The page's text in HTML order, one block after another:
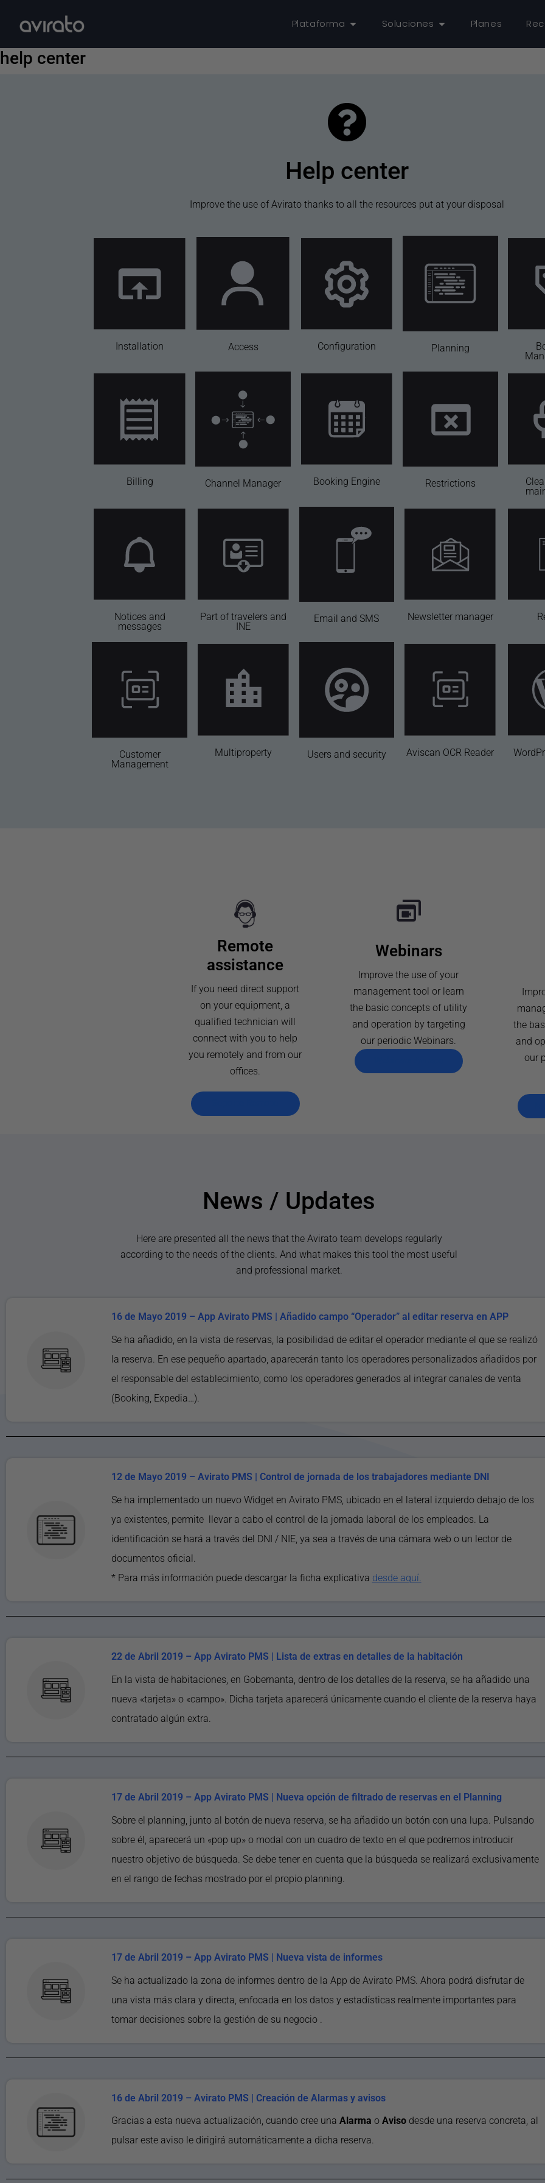
Plataforma Soluciones Planes
help center
Help center
Improve the use of Avirato thanks to all the resources put at your disposal
Installation Access Configuration Planning
Billing Channel Manager Booking Engine Restrictions
Notices and
messages
Part of travelers and
INE
Email and SMS Newsletter manager
Customer
Management
Multiproperty Users and security Aviscan OCR Reader
Remote
assistance
If you need direct support
on your equipment, a
qualified technician will
connect with you to help
you remotely and from our
offices.
Webinars
Improve the use of your
management tool or learn
the basic concepts of utility
and operation by targeting
our periodic Webinars.
the
and
our
News / Updates
Here are presented all the news that the Avirato team develops regularly
according to the needs of the clients. And what makes this tool the most useful
and professional market.
16 de Mayo 2019 – App Avirato PMS | Añadido campo “Operador” al editar reserva en APP
Se ha añadido, en la vista de reservas, la posibilidad de editar el operador mediante el que se realizó
la reserva. En ese pequeño apartado, aparecerán tanto los operadores personalizados añadidos por
el responsable del establecimiento, como los operadores generados al integrar canales de venta
(Booking, Expedia…).
12 de Mayo 2019 – Avirato PMS | Control de jornada de los trabajadores mediante DNI
Se ha implementado un nuevo Widget en Avirato PMS, ubicado en el lateral izquierdo debajo de los
ya existentes, permite llevar a cabo el control de la jornada laboral de los empleados. La
identificación se hará a través del DNI / NIE, ya sea a través de una cámara web o un lector de
documentos oficial.
* Para más información puede descargar la ficha explicativa desde aquí.
22 de Abril 2019 – App Avirato PMS | Lista de extras en detalles de la habitación
En la vista de habitaciones, en Gobernanta, dentro de los detalles de la reserva, se ha añadido una
nueva «tarjeta» o «campo». Dicha tarjeta aparecerá únicamente cuando el cliente de la reserva haya
contratado algún extra.
17 de Abril 2019 – App Avirato PMS | Nueva opción de filtrado de reservas en el Planning
Sobre el planning, junto al botón de nueva reserva, se ha añadido un botón con una lupa. Pulsando
sobre él, aparecerá un «pop up» o modal con un cuadro de texto en el que podremos introducir
nuestro objetivo de búsqueda. Se debe tener en cuenta que la búsqueda se realizará exclusivamente
en el rango de fechas mostrado por el propio planning.
17 de Abril 2019 – App Avirato PMS | Nueva vista de informes
Se ha actualizado la zona de informes dentro de la App de Avirato PMS. Ahora podrá disfrutar de
una vista más clara y directa, enfocada en los datos y estadísticas realmente importantes para
tomar decisiones sobre la gestión de su negocio .
16 de Abril 2019 – Avirato PMS | Creación de Alarmas y avisos
Gracias a esta nueva actualización, cuando cree una Alarma o Avisodesde una reserva concreta, al
pulsar este aviso le dirigirá automáticamente a dicha reserva.